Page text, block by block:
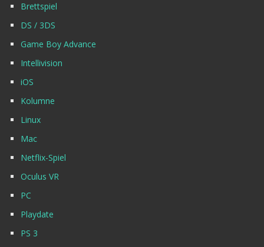
Brettspiel
DS / 3DS
Game Boy Advance
Intellivision
iOS
Kolumne
Linux
Mac
Netflix-Spiel
Oculus VR
PC
Playdate
PS 3